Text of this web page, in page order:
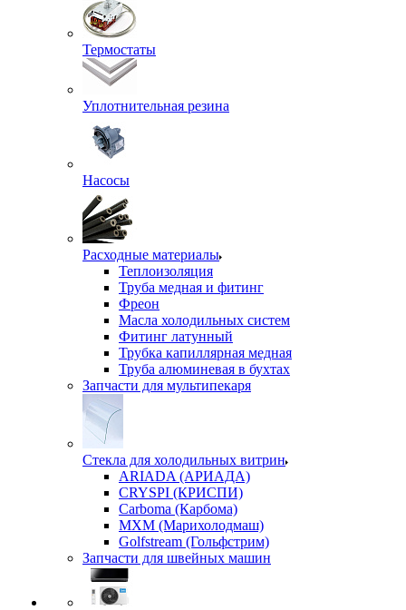
Термостаты
Уплотнительная резина
Насосы
Расходные материалы
Теплоизоляция
Труба медная и фитинг
Фреон
Масла холодильных систем
Фитинг латунный
Трубка капиллярная медная
Труба алюминевая в бухтах
Запчасти для мультипекаря
Стекла для холодильных витрин
ARIADA (АРИАДА)
CRYSPI (КРИСПИ)
Carboma (Карбома)
MXM (Марихолодмаш)
Golfstream (Гольфстрим)
Запчасти для швейных машин